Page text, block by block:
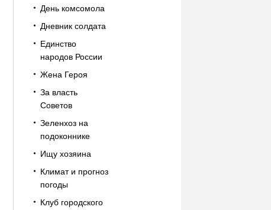
День комсомола
Дневник солдата
Единство
народов России
Жена Героя
За власть
Советов
Зеленхоз на
подоконнике
Ищу хозяина
Климат и прогноз
погоды
Клуб городского